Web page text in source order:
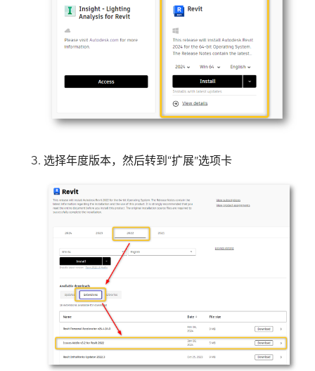
选择年度版本，然后转到“扩展”选项卡